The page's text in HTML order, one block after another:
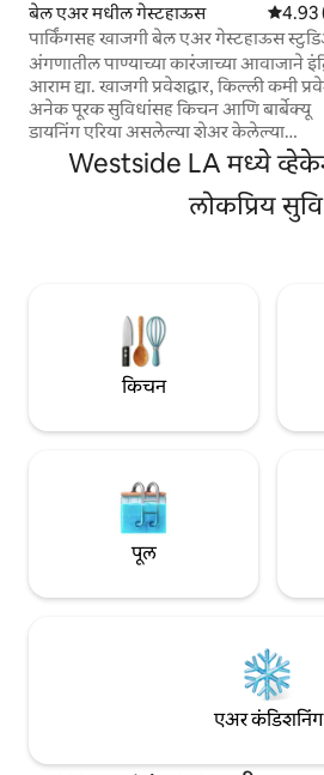
बेल एअर मधील गेस्टहाऊस 5 पैकी
4.93
पार्किंगसह खाजगी बेल एअर गेस्टहाऊस
अंगणातील पाण्याच्या कारंजाच्या आवाजाने
आराम द्या. खाजगी प्रवेशद्वार, किल्ली कमी
अनेक पूरक सुविधांसह किचन आणि बार्बेक्यू
डायनिंग एरिया असलेल्या शेअर केलेल्या
आऊटडोअर लाउंज जागेचा ॲक्सेस असलेल्या
शांत गेस्ट स्टुडिओमध्ये जागे व्हा. विनंतीनुसार
आणि ड्रायर उपलब्ध. ऑफसाईट, स्ट्रीट
भरपूर आणि विनामूल्य आहे. तुमच्या गेस्ट स्टुडिओ
डिझायनर स्टँडर्ड साईझ पिलोज • 2 - राल्फ
डिझायनर किंग साईझ पिलोज • 32" सान्यो
स्क्रीन स्मार्ट टीव्ही • टाईम वॉर्नर केबल w. 100+
इंटरनेट • सर्व नवीन उपकरणांसह किचन
शुगर, फिल्टर्स, मग इ. समाविष्ट आहेत) •
- स्मोकिंग सुसज्ज वाई. स्मोक डिटेक्टर्स • पोर्टेबल
A/C युनिट (12,000 BTU) (विनंतीनुसार) •
ड्रायर • इस्त्री आणि इस्त्री बोर्ड • विनामूल्य
क्लोझेट डब्लू हँगर्स (गॅरेजमध्ये स्थित) •
पुस्तके आणि बरेच काही • हवामान स्टेशन/
घड्याळ • बॅकयार्ड (शेअर केलेले) w. बार्बेक्यू,
लाउंज खुर्च्या आणि बरेच काही, बरेच काही
प्रथमोपचार किट आणि अग्निशामक किटसह
Westside LA मध्ये
लोकप्रिय
किचन
पूल
एअर कंडिशनिंग